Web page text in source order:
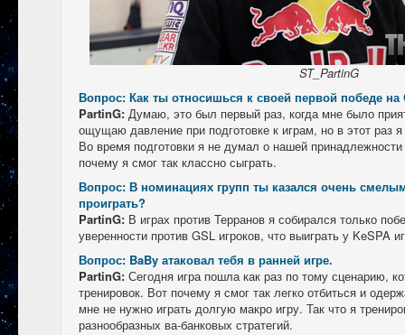
ST_PartinG
Вопрос: Как ты относишься к своей первой победе на
PartinG: Думаю, это был первый раз, когда мне было
ощущаю давление при подготовке к играм, но в этот раз я
Во время подготовки я не думал о нашей
почему я смог так классно сыграть.
Вопрос: В номинациях групп ты казался очень
проиграть?
PartinG: В играх против Терранов я собирался только
уверенности против GSL игроков, что выиграть у KeSPA
Вопрос: BaBy атаковал тебя в ранней игре.
PartinG: Сегодня игра пошла как раз по тому сценарию,
тренировок. Вот почему я смог так легко отбиться и
мне не нужно играть долгую макро игру. Так что я
разнообразных ва-банковых стратегий.